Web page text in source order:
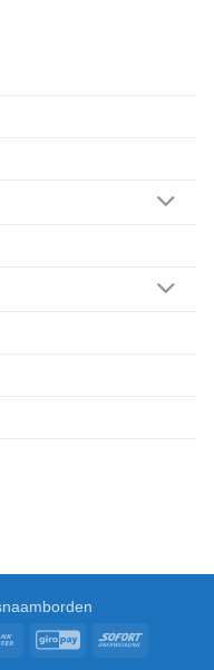
Bank
GiroPay Sofort